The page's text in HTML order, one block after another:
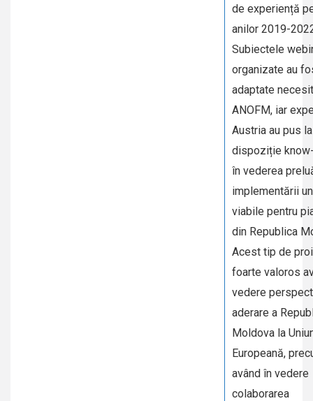
de experiență
anilor 2019-
Subiectele
organizate au
adaptate
ANOFM, iar
Austria au pus la
dispoziție
în vederea
implementării
viabile pentru
din Republica
Acest tip de
foarte valoros
vedere
aderare a
Moldova la
Europeană,
având în vedere
colaborarea